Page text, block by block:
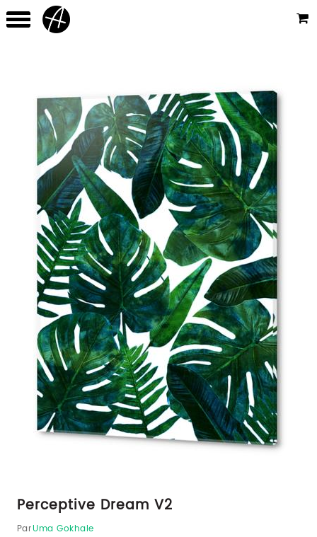
Perceptive Dream V2
ParUma Gokhale